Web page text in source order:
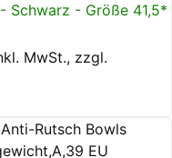
Schwarz - Größe 41,5*
MwSt., zzgl.